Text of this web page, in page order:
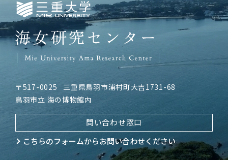
三重大学海女研究センター
〒517-0025
三重県鳥羽市浦村町大吉1731-68
鳥羽市立 海の博物館内
問い合わせ窓口
こちらのフォームからお問い合わせください